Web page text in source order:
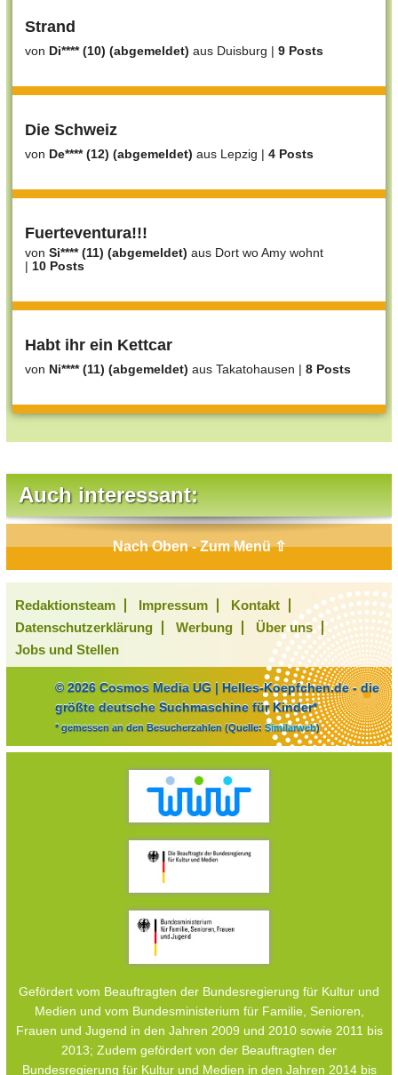
Strand
von Di**** (10) (abgemeldet) aus Duisburg | 9 Posts
Die Schweiz
von De**** (12) (abgemeldet) aus Lepzig | 4 Posts
Fuerteventura!!!
von Si**** (11) (abgemeldet) aus Dort wo Amy wohnt
| 10 Posts
Habt ihr ein Kettcar
von Ni**** (11) (abgemeldet) aus Takatohausen | 8 Posts
Auch interessant:
Nach Oben - Zum Menü ⇧
Redaktionsteam Impressum
Kontakt
Datenschutzerklärung
Werbung
Über uns
Jobs und Stellen
© 2026 Cosmos Media UG | Helles-Koepfchen.de - die
größte deutsche Suchmaschine für Kinder*
* gemessen an den Besucherzahlen (Quelle: Similarweb)
Gefördert vom Beauftragten der Bundesregierung für Kultur und
Medien und vom Bundesministerium für Familie, Senioren,
Frauen und Jugend in den Jahren 2009 und 2010 sowie 2011 bis
2013; Zudem gefördert von der Beauftragten der
Bundesregierung für Kultur und Medien in den Jahren 2014 bis